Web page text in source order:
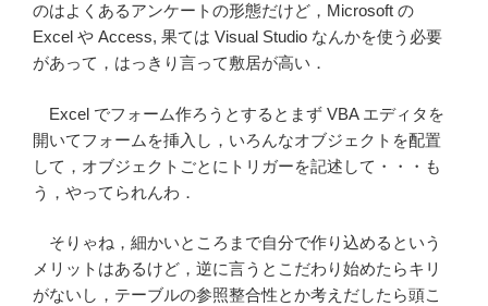
のはよくあるアンケートの形態だけど，Microsoft の
Excel や Access, 果ては Visual Studio なんかを使う必要
があって，はっきり言って敷居が高い．
Excel でフォーム作ろうとするとまず VBA エディタを
開いてフォームを挿入し，いろんなオブジェクトを配置
して，オブジェクトごとにトリガーを記述して・・・も
う，やってられんわ．
そりゃね，細かいところまで自分で作り込めるという
メリットはあるけど，逆に言うとこだわり始めたらキリ
がないし，テーブルの参照整合性とか考えだしたら頭こ